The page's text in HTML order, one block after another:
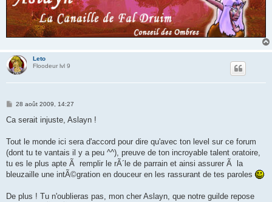
Leto
Floodeur lvl 9
M
s
g
28 août 2009, 14:27
Ca serait injuste, Aslayn !
Tout le monde ici sera d'accord pour dire qu'avec ton level sur ce forum
(dont tu te vantais il y a peu ^^), preuve de ton incroyable talent oratoire,
tu es le plus apte Ã remplir le rÃ´le de parrain et ainsi assurer Ã la
bleuzaille une intÃ©gration en douceur en les rassurant de tes paroles
De plus ! Tu n'oublieras pas, mon cher Aslayn, que notre guilde repose